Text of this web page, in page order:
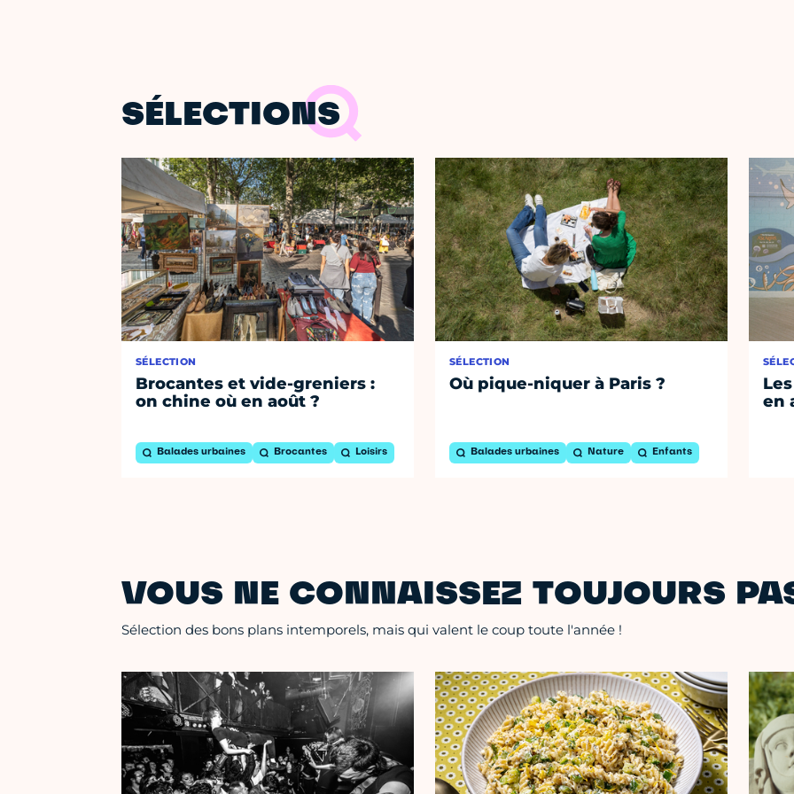
SÉLECTIONS
SÉLECTION
Brocantes et vide-greniers :
on chine où en août ?
Balades urbaines Brocantes Loisirs
SÉLECTION
Où pique-niquer à Paris ?
Balades urbaines Nature Enfants
en
VOUS NE CONNAISSEZ TOUJOURS
Sélection des bons plans intemporels, mais qui valent le coup toute l'année !